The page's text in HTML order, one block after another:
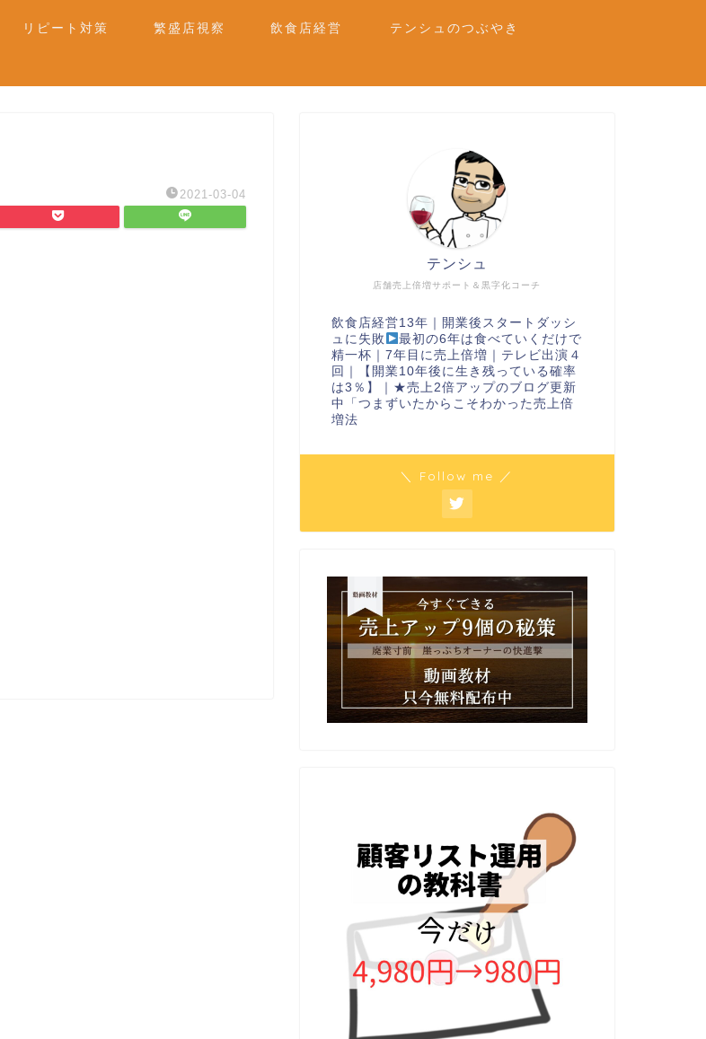
リピート対策 繁盛店視察 飲食店経営 テンシュのつぶやき
2021-03-04
店舗売上倍増サポート＆黒字化コーチ
テンシュ
飲食店経営13年｜開業後スタートダッシ
ュに失敗
最初の6年は食べていくだけで
精一杯｜7年目に売上倍増｜テレビ出演４
回｜【開業10年後に生き残っている確率
は3％】｜★売上2倍アップのブログ更新
中「つまずいたからこそわかった売上倍
増法
＼ Follow me ／